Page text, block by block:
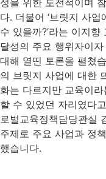
다. 더불어 ‘브릿지 사
수 있을까?’라는 이지
달성의 주요 행위자이
대해 열띤 토론을 펼쳤
의 브릿지 사업에 대한
화는 다르지만 교육이
할 수 있었던 자리였다
로벌교육정책담당관실
주제로 주요 사업과 정
했습니다.